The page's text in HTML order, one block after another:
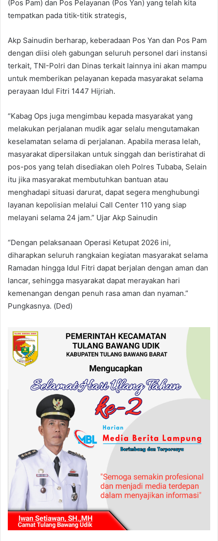
(Pos Pam) dan Pos Pelayanan (Pos Yan) yang telah kita
tempatkan pada titik-titik strategis,
Akp Sainudin berharap, keberadaan Pos Yan dan Pos Pam
dengan diisi oleh gabungan seluruh personel dari instansi
terkait, TNI-Polri dan Dinas terkait lainnya ini akan mampu
untuk memberikan pelayanan kepada masyarakat selama
perayaan Idul Fitri 1447 Hijriah.
“Kabag Ops juga mengimbau kepada masyarakat yang
melakukan perjalanan mudik agar selalu mengutamakan
keselamatan selama di perjalanan. Apabila merasa lelah,
masyarakat dipersilakan untuk singgah dan beristirahat di
pos-pos yang telah disediakan oleh Polres Tubaba, Selain
itu jika masyarakat membutuhkan bantuan atau
menghadapi situasi darurat, dapat segera menghubungi
layanan kepolisian melalui Call Center 110 yang siap
melayani selama 24 jam.” Ujar Akp Sainudin
“Dengan pelaksanaan Operasi Ketupat 2026 ini,
diharapkan seluruh rangkaian kegiatan masyarakat selama
Ramadan hingga Idul Fitri dapat berjalan dengan aman dan
lancar, sehingga masyarakat dapat merayakan hari
kemenangan dengan penuh rasa aman dan nyaman.”
Pungkasnya. (Ded)